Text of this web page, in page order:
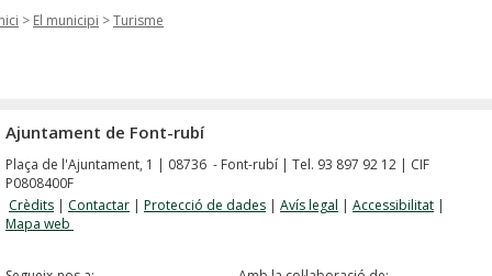
> El municipi >Turisme
Ajuntament de Font-rubí
Plaça de l'Ajuntament, 1 | 08736 - Font-rubí | Tel. 93 897 92 12 | CIF
P0808400F
Crèdits | Contactar | Protecció de dades | Avís legal | Accessibilitat |
Mapa web